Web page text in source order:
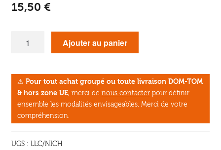
15,50 €
en
vannerie
Ajouter au panier
⚠ Pour tout achat groupé ou toute livraison DOM-TOM
& hors zone UE, merci de nous contacterpour définir
ensemble les modalités envisageables. Merci de votre
compréhension.
UGS : LLC/NICH